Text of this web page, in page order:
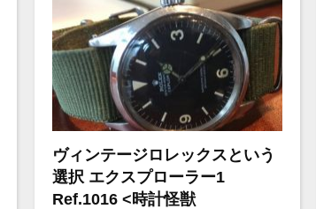
ヴィンテージロレックスという
選択 エクスプローラー1
Ref.1016 <時計怪獣